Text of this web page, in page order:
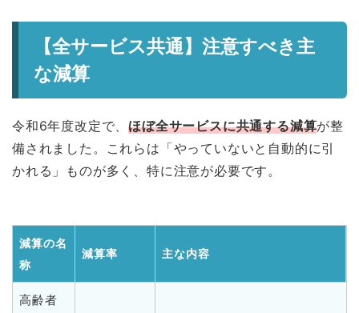
【全サービス共通】注意すべき主
な減算
令和6年度改定で、ほぼ全サービスに共通する減算が整
備されました。これらは「やっていないと自動的に引
かれる」ものが多く、特に注意が必要です。
減算の名
称
減算率 主な内容
高齢者